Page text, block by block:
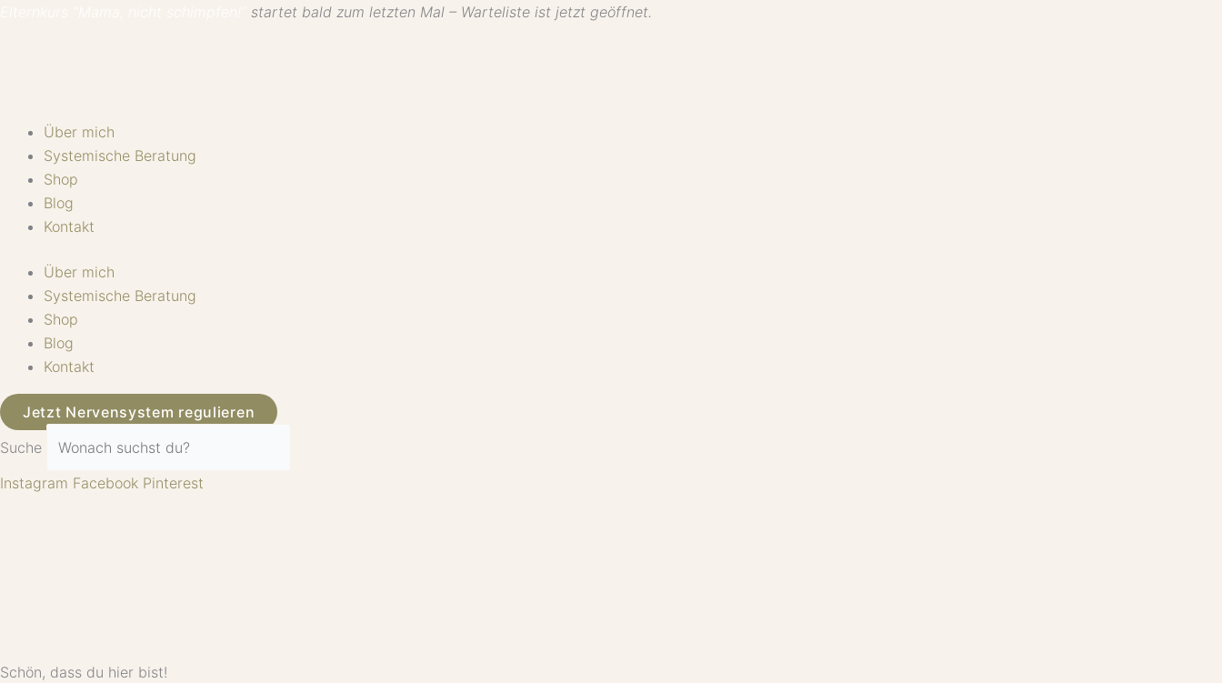
startet bald zum letzten Mal – Warteliste ist jetzt geöffnet.
Über mich
Systemische Beratung
Shop
Blog
Kontakt
Über mich
Systemische Beratung
Shop
Blog
Kontakt
Jetzt Nervensystem regulieren
Suche
Instagram Facebook Pinterest
Schön, dass du hier bist!